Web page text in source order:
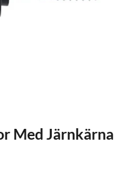
Med Järnkärna